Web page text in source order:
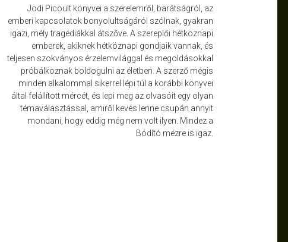
Jodi Picoult könyvei a szerelemről, barátságról, az
emberi kapcsolatok bonyolultságáról szólnak, gyakran
igazi, mély tragédiákkal átszőve. A szereplői hétköznapi
emberek, akiknek hétköznapi gondjaik vannak, és
teljesen szokványos érzelemvilággal és megoldásokkal
próbálkoznak boldogulni az életben. A szerző mégis
minden alkalommal sikerrel lépi túl a korábbi könyvei
által felállított mércét, és lepi meg az olvasóit egy olyan
témaválasztással, amiről kevés lenne csupán annyit
mondani, hogy eddig még nem volt ilyen. Mindez a
Bódító mézre is igaz.